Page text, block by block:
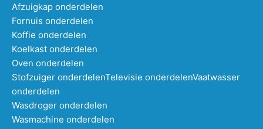
Afzuigkap onderdelen
Fornuis onderdelen
Koffie onderdelen
Koelkast onderdelen
Oven onderdelen
Stofzuiger onderdelenTelevisie onderdelenVaatwasser
onderdelen
Wasdroger onderdelen
Wasmachine onderdelen